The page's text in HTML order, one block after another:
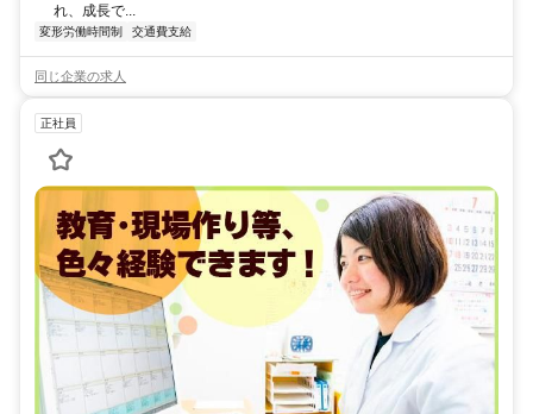
れ、成長で...
変形労働時間制 交通費支給
同じ企業の求人
正社員